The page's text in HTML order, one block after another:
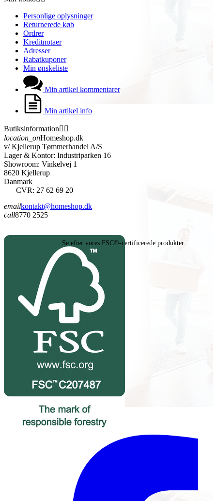
Personlige oplysninger
Returnerede køb
Ordrer
Kreditnotaer
Adresser
Rabatkuponer
Min ønskeliste
Min artikel kommentarer
Min artikel info
Butiksinformation 
location_onHomeshop.dk
v/ Kjellerup Tømmerhandel A/S
Lager & Kontor: Industriparken 16
Showroom: Vinkelvej 1
8620 Kjellerup
Danmark
CVR: 27 62 69 20
emailkontakt@homeshop.dk
call8770 2525
Se efter vores FSC®-certificerede produkter